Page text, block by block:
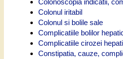
Colonoscopia indicatii,
Colonul iritabil
Colonul si bolile sale
Complicatiile bolilor
Complicatiile cirozei
Constipatia, cauze,